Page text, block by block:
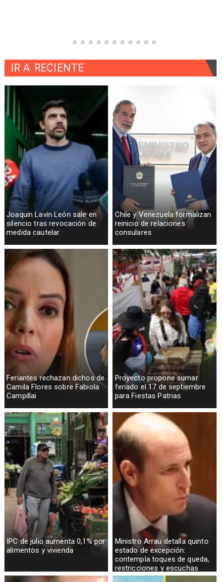
Joaquín Lavín León sale en
silencio tras revocación de
medida cautelar
Chile y Venezuela formalizan
reinicio de relaciones
consulares
Feriantes rechazan dichos de
Camila Flores sobre Fabiola
Campillai
Proyecto propone sumar
feriado el 17 de septiembre
para Fiestas Patrias
IPC de julio aumenta 0,1% por
alimentos y vivienda
Ministro Arrau detalla quinto
estado de excepción:
contempla toques de queda,
restricciones y escuchas
telefónicas en zonas críticas
IR A RECIENTE